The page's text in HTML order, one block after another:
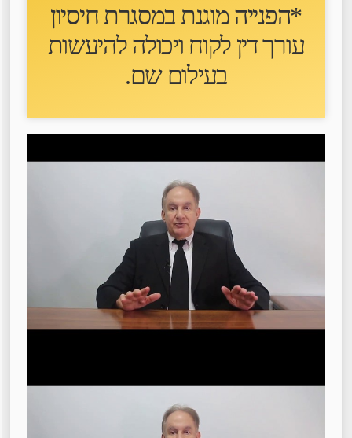
*הפנייה מוגנת במסגרת חיסיון
עורך דין לקוח ו יכולה להיעשות
בעילום שם.